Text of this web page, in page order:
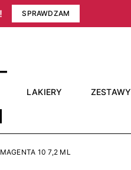
SPRAWDZAM
LAKIERY ZESTAWY
10 7,2 ML